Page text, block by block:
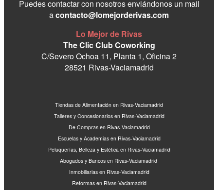
Puedes contactar con nosotros enviándonos un mail
acontacto@lomejorderivas.com
Lo Mejor de Rivas
The Clic Club Coworking
C/Severo Ochoa 11, Planta 1, Oficina 2
28521 Rivas-Vaciamadrid
Tiendas de Alimentación en Rivas-Vaciamadrid
Talleres y Concesionarios en Rivas-Vaciamadrid
De Compras en Rivas-Vaciamadrid
Escuelas y Academias en Rivas-Vaciamadrid
Peluquerías, Belleza y Estética en Rivas-Vaciamadrid
Abogados y Bancos en Rivas-Vaciamadrid
Inmobiliarias en Rivas-Vaciamadrid
Reformas en Rivas-Vaciamadrid